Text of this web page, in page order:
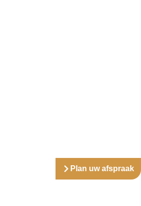
Plan uw afspraak